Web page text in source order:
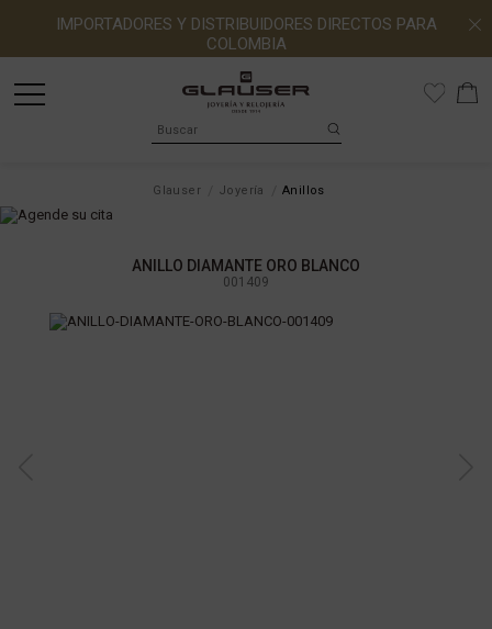
IMPORTADORES Y DISTRIBUIDORES DIRECTOS PARA
COLOMBIA
Glauser Joyería Anillos
ANILLO DIAMANTE ORO BLANCO
001409